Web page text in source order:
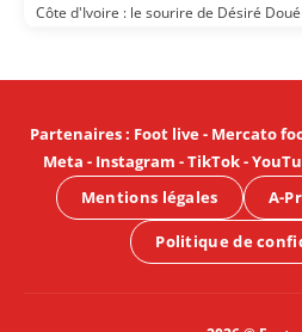
Côte d'Ivoire : le sourire de Désiré Doué
Partenaires: Foot live- Mercato
Meta - Instagram -TikTok-
Mentions légales
A-
Politique de